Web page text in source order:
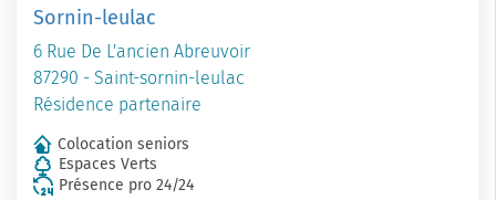
Sornin-leulac
6 Rue De L'ancien Abreuvoir
87290 - Saint-sornin-leulac
Résidence partenaire
Colocation seniors
Espaces Verts
Présence pro 24/24